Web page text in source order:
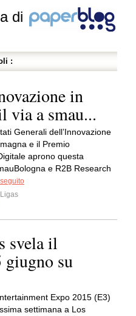
di
:
in
via a smau...
Generali dell’Innovazione
e il Premio
aprono questa
e R2B Research
svela il
su
Expo 2015 (E3)
settimana a Los